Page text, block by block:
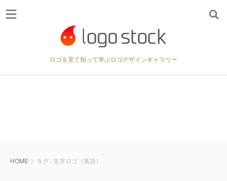
: Undefined variable $canonical_url in
/home/logostock/logostock.jp/public_html/wp/wp-
content/themes/wp-logostock/header.php on line
ロゴを見て知って学ぶロゴデザインギャラリー
HOME タグ : 文字ロゴ（英語）